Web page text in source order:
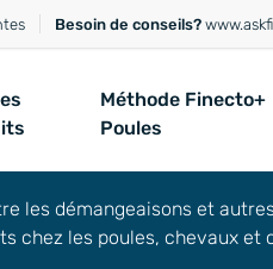
Besoin de conseils?
Méthode Finecto+
Poules
les démangeaisons et autres
chez les poules, chevaux et